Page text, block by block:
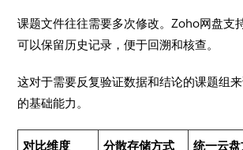
课题文件往往需要多次修改。Zoho网盘支
可以保留历史记录，便于回溯和核查。
这对于需要反复验证数据和结论的课题组
的基础能力。
对比维度 分散存储方式 统一云盘